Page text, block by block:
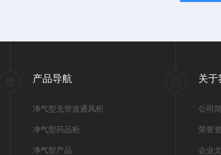
产品导航
净气型无管道通风柜
净气型药品柜
净气型产品
关于
公司
荣誉
企业